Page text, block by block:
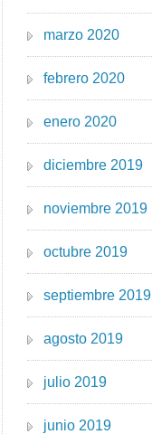
marzo 2020
febrero 2020
enero 2020
diciembre 2019
noviembre 2019
octubre 2019
septiembre 2019
agosto 2019
julio 2019
junio 2019